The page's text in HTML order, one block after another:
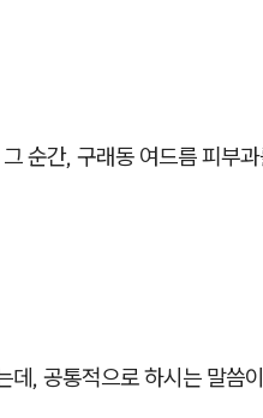
순간, 구래동 여드름 피부
데, 공통적으로 하시는 말씀